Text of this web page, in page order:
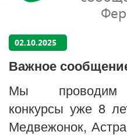
02.10.2025
Важное
Мы проводим
конкурсы уже 8
Медвежонок,